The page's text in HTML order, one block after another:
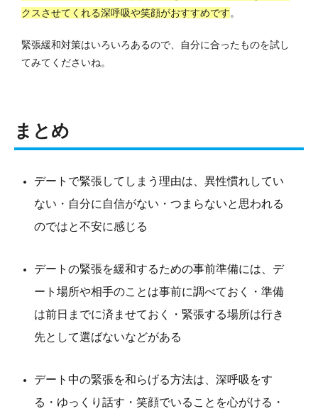
クスさせてくれる深呼吸や笑顔がおすすめです。
緊張緩和対策はいろいろあるので、自分に合ったものを試し
てみてくださいね。
まとめ
デートで緊張してしまう理由は、異性慣れしてい
ない・自分に自信がない・つまらないと思われる
のではと不安に感じる
デートの緊張を緩和するための事前準備には、デ
ート場所や相手のことは事前に調べておく・準備
は前日までに済ませておく・緊張する場所は行き
先として選ばないなどがある
デート中の緊張を和らげる方法は、深呼吸をす
る・ゆっくり話す・笑顔でいることを心がける・